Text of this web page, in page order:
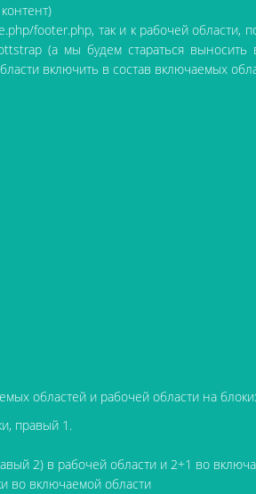
footer.php, так и к рабочей области,
(а мы будем стараться
включить в состав включаемых
областей и рабочей области на блоки:
правый 1.
2) в рабочей области и 2+1 во
во включаемой области